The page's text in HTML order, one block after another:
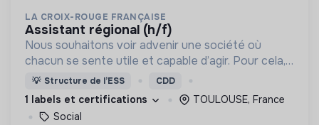
LA CROIX-ROUGE FRANÇAISE
assistant régional (h/f)
Nous souhaitons voir advenir une société où
chacun se sente utile et capable d’agir. Pour cela,
nous proposons des moyens et des lieux
d’engagement innovants et adaptés à tous.
💡 Structure de l’ESS CDD
1 labels et certifications
TOULOUSE, France
Social